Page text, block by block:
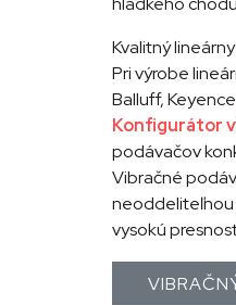
Kvalitný
Pri výrobe
Balluff,
Konfigurátor
podávačov
Vibračné
neoddeliteľnou
vysokú